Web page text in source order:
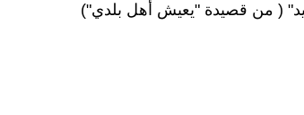
( من قصيدة "يعيش أهل بلدي")